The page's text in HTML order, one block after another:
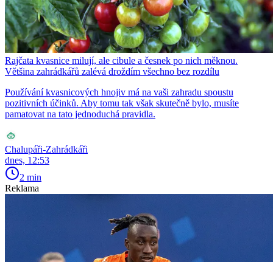
Rajčata kvasnice milují, ale cibule a česnek po nich měknou.
Většina zahrádkářů zalévá droždím všechno bez rozdílu
Používání kvasnicových hnojiv má na vaši zahradu spoustu
pozitivních účinků. Aby tomu tak však skutečně bylo, musíte
pamatovat na tato jednoduchá pravidla.
Chalupáři-Zahrádkáři
dnes, 12:53
2 min
Reklama